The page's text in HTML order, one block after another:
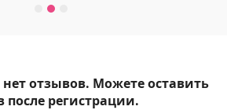
нет отзывов. Можете оставить
после регистрации.